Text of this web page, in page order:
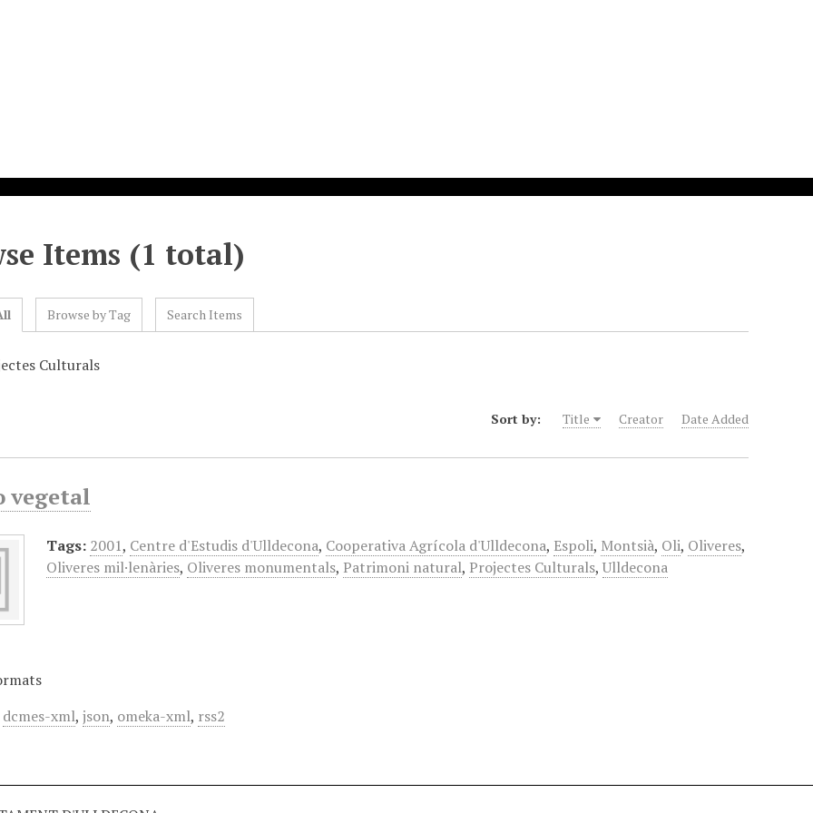
Items (1 total)
Browse by Tag Search Items
Culturals
Sort by: Title Creator Date Added
vegetal
Tags: 2001, Centre d'Estudis d'Ulldecona, Cooperativa Agrícola d'Ulldecona, Espoli, Montsià, Oli, Oliveres,
Oliveres mil·lenàries, Oliveres monumentals, Patrimoni natural, Projectes Culturals,Ulldecona
dcmes-xml,json, omeka-xml, rss2